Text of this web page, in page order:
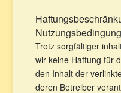
Trotz sorgfältiger
wir keine Haftung für
den Inhalt der
deren Betreiber